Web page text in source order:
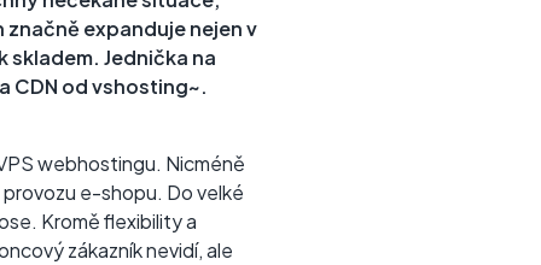
značně expanduje nejen v
skladem. Jednička na
CDN od vshosting~.
webhostingu. Nicméně
e-shopu. Do velké
Kromě flexibility a
zákazník nevidí, ale